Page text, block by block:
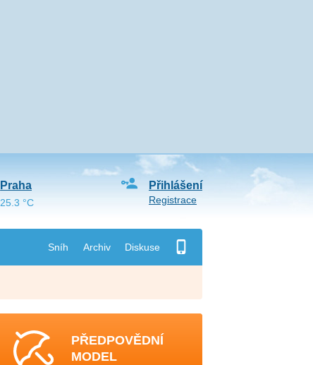
Sníh Archiv Diskuse
Přihlášení
Registrace
Praha
25.3 °C
PŘEDPOVĚDNÍ
MODEL